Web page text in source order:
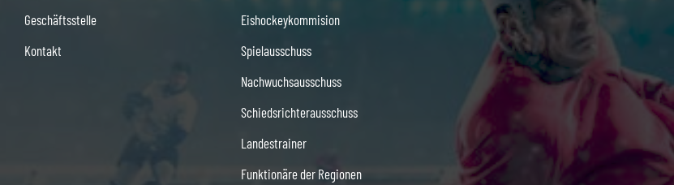
Geschäftsstelle
Kontakt
Eishockeykommision
Spielausschuss
Nachwuchsausschuss
Schiedsrichterausschuss
Landestrainer
Funktionäre der Regionen